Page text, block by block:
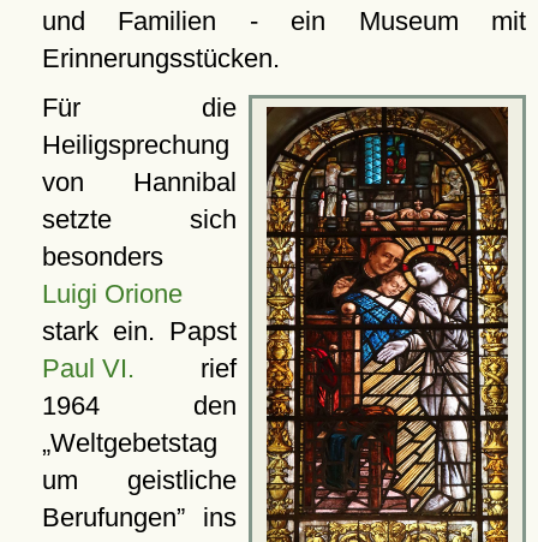
und Familien - ein Museum mit
Erinnerungsstücken.
Für die
Heiligsprechung
von Hannibal
setzte sich
besonders
Luigi Orione
stark ein. Papst
Paul VI. rief
1964 den
Weltgebetstag
um geistliche
Berufungen ins